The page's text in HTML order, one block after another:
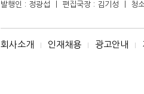
발행인 : 정광섭 ㅣ 편집국장 : 김기성 ㅣ
회사소개 I 인재채용 I 광고안내 I